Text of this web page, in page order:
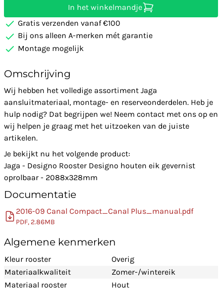
In het winkelmandje
Gratis verzenden vanaf €100
Bij ons alleen A-merken mét garantie
Montage mogelijk
Omschrijving
Wij hebben het volledige assortiment Jaga
aansluitmateriaal, montage- en reserveonderdelen. Heb je
hulp nodig? Dat begrijpen we! Neem contact met ons op en
wij helpen je graag met het uitzoeken van de juiste
artikelen.
Je bekijkt nu het volgende product:
Jaga - Designo Rooster Designo houten eik gevernist
oprolbaar - 2088x328mm
Documentatie
2016-09 Canal Compact_Canal Plus_manual.pdf
PDF, 2.86MB
Algemene kenmerken
Kleur rooster
Overig
Materiaalkwaliteit
Zomer-/wintereik
Materiaal rooster
Hout